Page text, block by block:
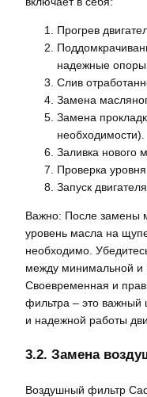
Прогрев
надежные опоры.
Слив
Замена
Замена
необходимости).
Заливка нового
Проверка
Запуск
Важно: После замены
уровень масла на
необходимо.
между минимальной и
Своевременная и
фильтра – это важный
и надежной работы
3.2. Замена
Воздушный фильтр